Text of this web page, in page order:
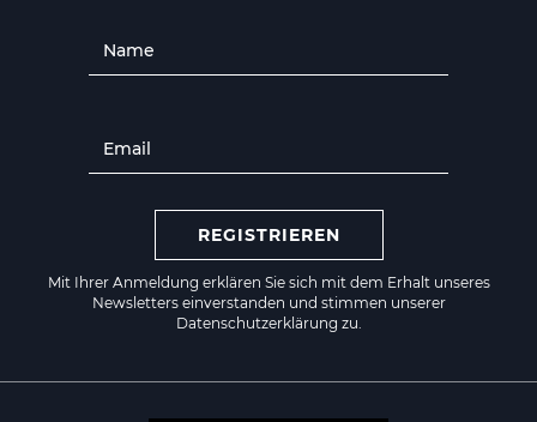
REGISTRIEREN
Mit Ihrer Anmeldung erklären Sie sich mit dem Erhalt unseres
Newsletters einverstanden und stimmen unserer
Datenschutzerklärung zu.